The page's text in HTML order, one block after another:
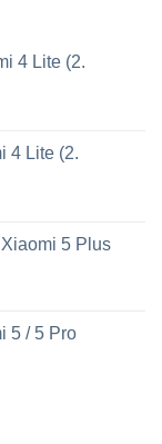
4 Lite (2.
4 Lite (2.
5 Plus
5 / 5 Pro